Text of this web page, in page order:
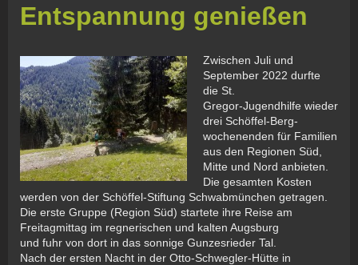
Entspannung genießen
Zwischen Juli und
September 2022 durfte
die St.
Gregor-Jugendhilfe wieder
drei Schöffel-Berg-
wochenenden für Familien
aus den Regionen Süd,
Mitte und Nord anbieten.
Die gesamten Kosten
werden von der Schöffel-Stiftung Schwabmünchen getragen.
Die erste Gruppe (Region Süd) startete ihre Reise am
Freitagmittag im regnerischen und kalten Augsburg
und fuhr von dort in das sonnige Gunzesrieder Tal.
Nach der ersten Nacht in der Otto-Schwegler-Hütte in